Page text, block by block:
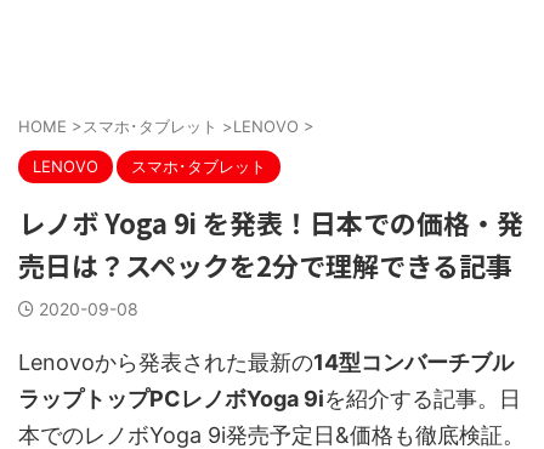
HOME >スマホ･タブレット >LENOVO >
LENOVO スマホ･タブレット
レノボ Yoga 9i を発表！日本での価格・発
売日は？スペックを2分で理解できる記事
2020-09-08
Lenovoから発表された最新の14型コンバーチブル
ラップトップPCレノボYoga 9iを紹介する記事。日
本でのレノボYoga 9i発売予定日&価格も徹底検証。